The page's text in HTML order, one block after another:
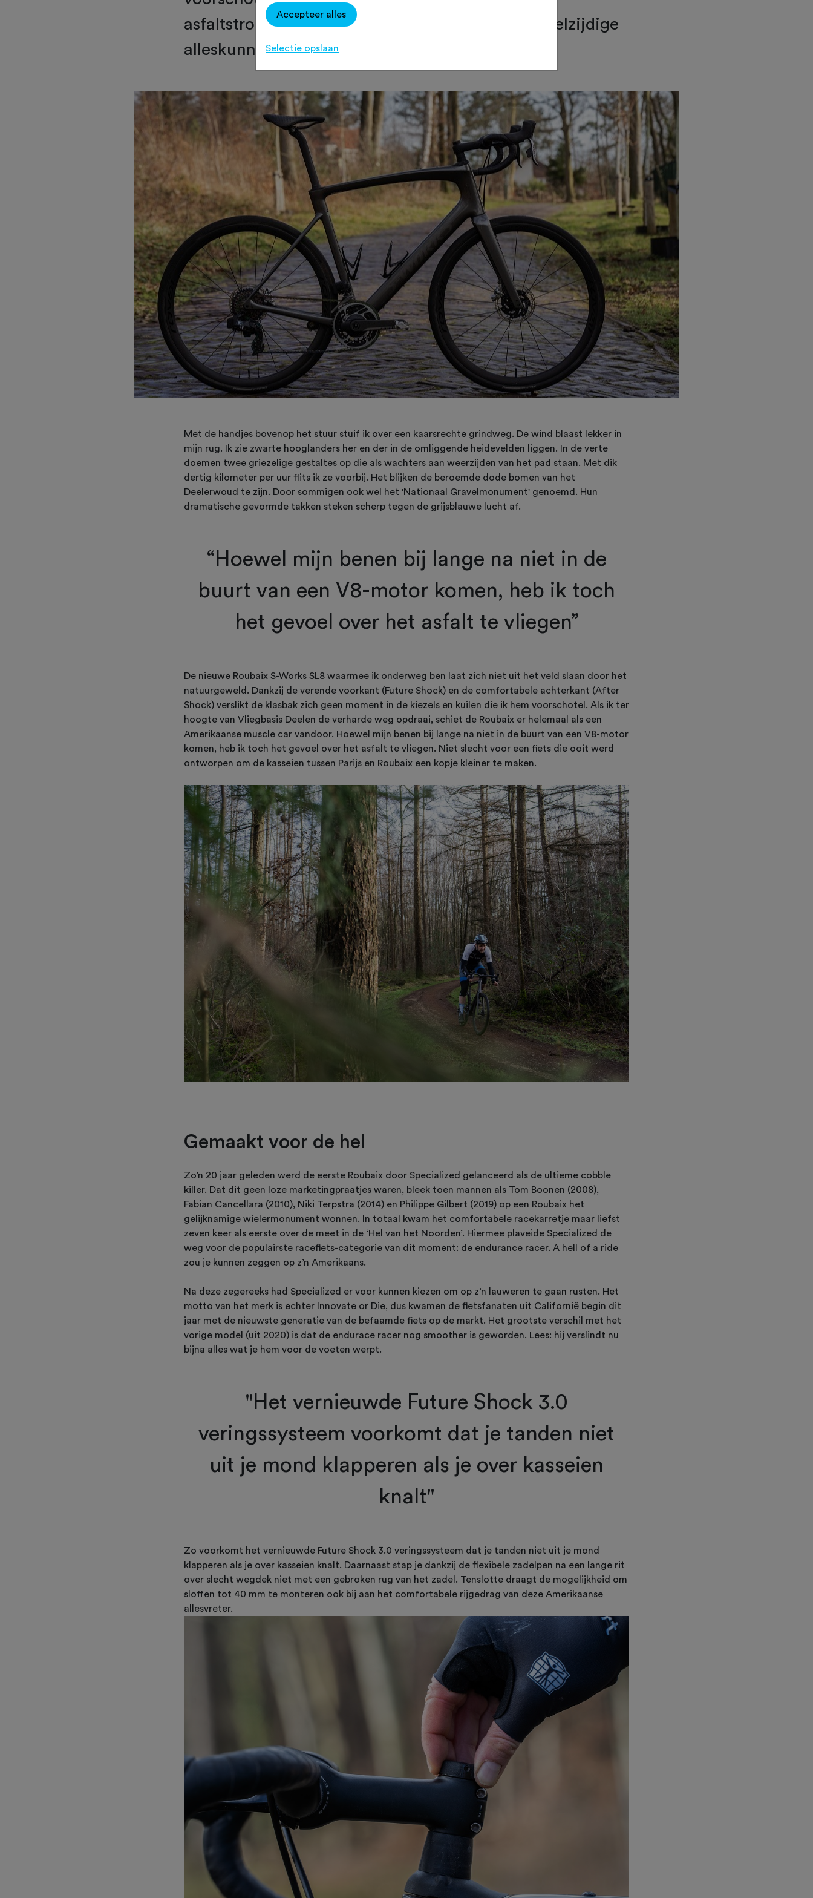
asfaltstroken tot grindwegen. Op pad met een veelzijdige
alleskunner.
Met de handjes bovenop het stuur stuif ik over een kaarsrechte grindweg. De wind blaast lekker in
mijn rug. Ik zie zwarte hooglanders her en der in de omliggende heidevelden liggen. In de verte
doemen twee griezelige gestaltes op die als wachters aan weerzijden van het pad staan. Met dik
dertig kilometer per uur flits ik ze voorbij. Het blijken de beroemde dode bomen van het
Deelerwoud te zijn. Door sommigen ook wel het 'Nationaal Gravelmonument' genoemd. Hun
dramatische gevormde takken steken scherp tegen de grijsblauwe lucht af.
“Hoewel mijn benen bij lange na niet in de
buurt van een V8-motor komen, heb ik toch
het gevoel over het asfalt te vliegen”
De nieuwe Roubaix S-Works SL8 waarmee ik onderweg ben laat zich niet uit het veld slaan door het
natuurgeweld. Dankzij de verende voorkant (Future Shock) en de comfortabele achterkant (After
Shock) verslikt de klasbak zich geen moment in de kiezels en kuilen die ik hem voorschotel. Als ik ter
hoogte van Vliegbasis Deelen de verharde weg opdraai, schiet de Roubaix er helemaal als een
Amerikaanse muscle car vandoor. Hoewel mijn benen bij lange na niet in de buurt van een V8-motor
komen, heb ik toch het gevoel over het asfalt te vliegen. Niet slecht voor een fiets die ooit werd
ontworpen om de kasseien tussen Parijs en Roubaix een kopje kleiner te maken.
Gemaakt voor de hel
Zo’n 20 jaar geleden werd de eerste Roubaix door Specialized gelanceerd als de ultieme cobble
killer. Dat dit geen loze marketingpraatjes waren, bleek toen mannen als Tom Boonen (2008),
Fabian Cancellara (2010), Niki Terpstra (2014) en Philippe Gilbert (2019) op een Roubaix het
gelijknamige wielermonument wonnen. In totaal kwam het comfortabele racekarretje maar liefst
zeven keer als eerste over de meet in de ‘Hel van het Noorden’. Hiermee plaveide Specialized de
weg voor de populairste racefiets-categorie van dit moment: de endurance racer. A hell of a ride
zou je kunnen zeggen op z’n Amerikaans.
Na deze zegereeks had Specialized er voor kunnen kiezen om op z’n lauweren te gaan rusten. Het
motto van het merk is echter Innovate or Die, dus kwamen de fietsfanaten uit Californië begin dit
jaar met de nieuwste generatie van de befaamde fiets op de markt. Het grootste verschil met het
vorige model (uit 2020) is dat de endurace racer nog smoother is geworden. Lees: hij verslindt nu
bijna alles wat je hem voor de voeten werpt.
"Het vernieuwde Future Shock 3.0
veringssysteem voorkomt dat je tanden niet
uit je mond klapperen als je over kasseien
knalt"
Zo voorkomt het vernieuwde Future Shock 3.0 veringssysteem dat je tanden niet uit je mond
klapperen als je over kasseien knalt. Daarnaast stap je dankzij de flexibele zadelpen na een lange rit
over slecht wegdek niet met een gebroken rug van het zadel. Tenslotte draagt de mogelijkheid om
sloffen tot 40 mm te monteren ook bij aan het comfortabele rijgedrag van deze Amerikaanse
allesvreter.
Accepteer alles
Selectie opslaan